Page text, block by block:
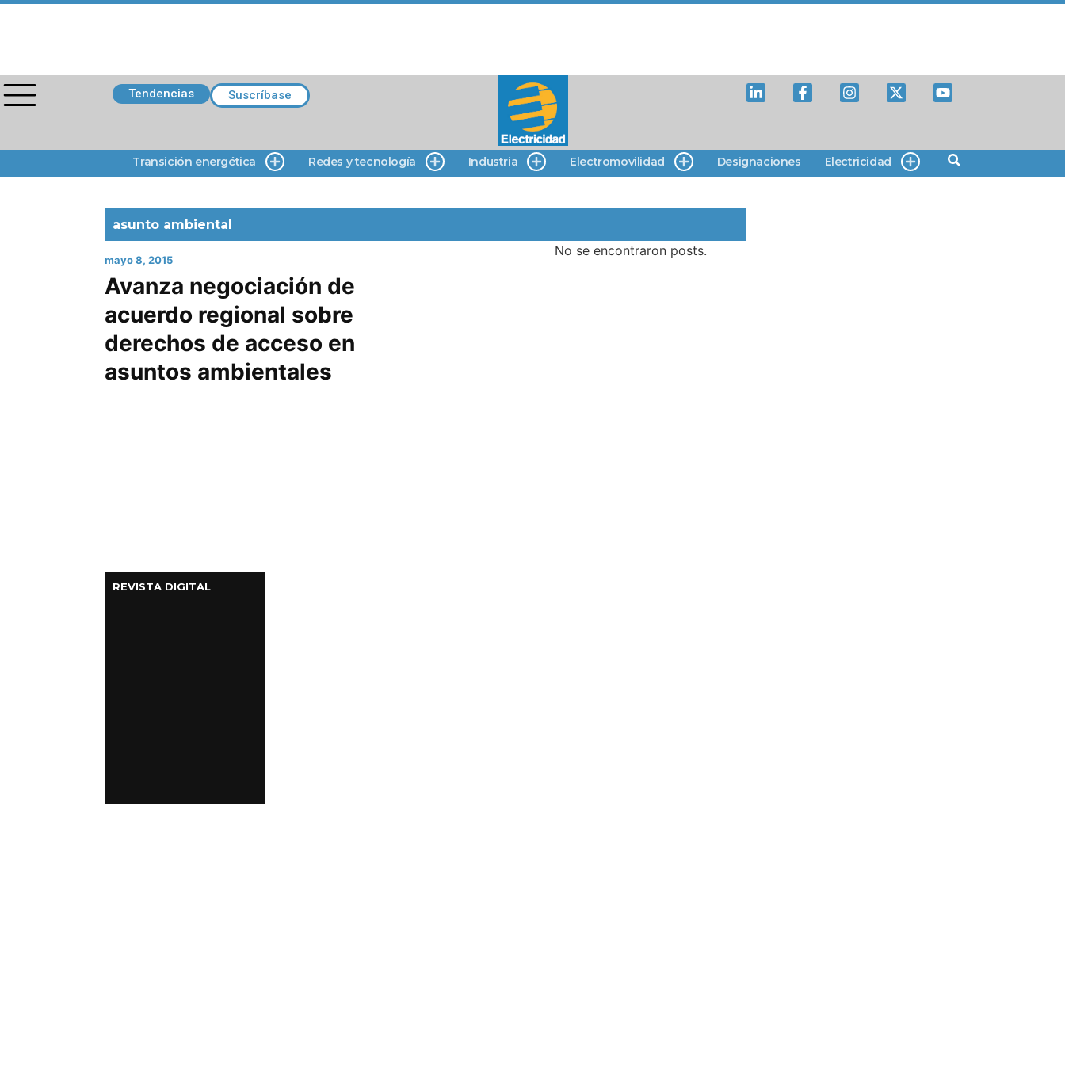
Tendencias Suscríbase
Transición energética Redes y tecnología Industria Electromovilidad Designaciones Electricidad
asunto ambiental
mayo 8, 2015
Avanza negociación de
acuerdo regional sobre
derechos de acceso en
asuntos ambientales
No se encontraron posts.
REVISTA DIGITAL